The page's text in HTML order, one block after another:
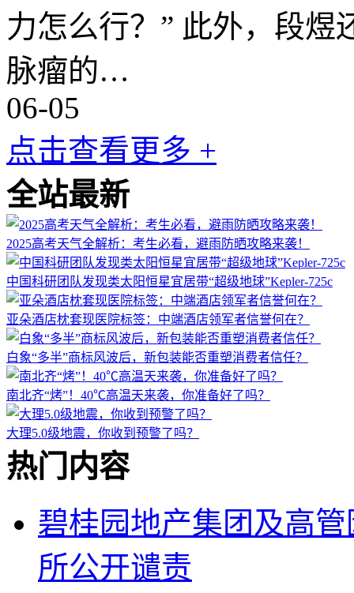
力怎么行？” 此外，段煜
脉瘤的…
06-05
点击查看更多 +
全站最新
2025高考天气全解析：考生必看，避雨防晒攻略来袭！
中国科研团队发现类太阳恒星宜居带“超级地球”Kepler-725c
亚朵酒店枕套现医院标签：中端酒店领军者信誉何在？
白象“多半”商标风波后，新包装能否重塑消费者信任？
南北齐“烤”！40℃高温天来袭，你准备好了吗？
大理5.0级地震，你收到预警了吗？
热门内容
碧桂园地产集团及高
所公开谴责